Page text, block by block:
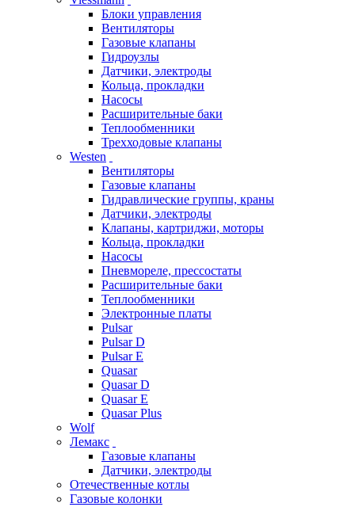
Блоки управления
Вентиляторы
Газовые клапаны
Гидроузлы
Датчики, электроды
Кольца, прокладки
Насосы
Расширительные баки
Теплообменники
Трехходовые клапаны
Westen
Вентиляторы
Газовые клапаны
Гидравлические группы, краны
Датчики, электроды
Клапаны, картриджи, моторы
Кольца, прокладки
Насосы
Пневмореле, прессостаты
Расширительные баки
Теплообменники
Электронные платы
Pulsar
Pulsar D
Pulsar E
Quasar
Quasar D
Quasar E
Quasar Plus
Wolf
Лемакс
Газовые клапаны
Датчики, электроды
Отечественные котлы
Газовые колонки